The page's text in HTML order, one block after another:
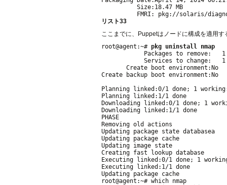
          Size:18.47 MB
リスト33
ここまでに、Puppetはノードに構成を適用
root@agent:~# pkg uninstall nmap
            Packages to remove:   1
            Services to change:   1
       Create boot environment:No
Create backup boot environment:No
Planning linked:0/1 done; 1 working:
Planning linked:1/1 done
Downloading linked:0/1 done; 1
Downloading linked:1/1 done
PHASE
Removing old actions
Updating package state
Updating package cache
Updating image state
Creating fast lookup database
Executing linked:0/1 done; 1
Executing linked:1/1 done
Updating package cache
root@agent:~# which nmap